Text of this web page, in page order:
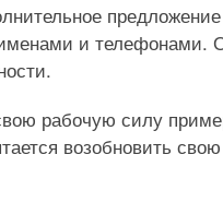
и телефонами.
рабочую силу
возобновить